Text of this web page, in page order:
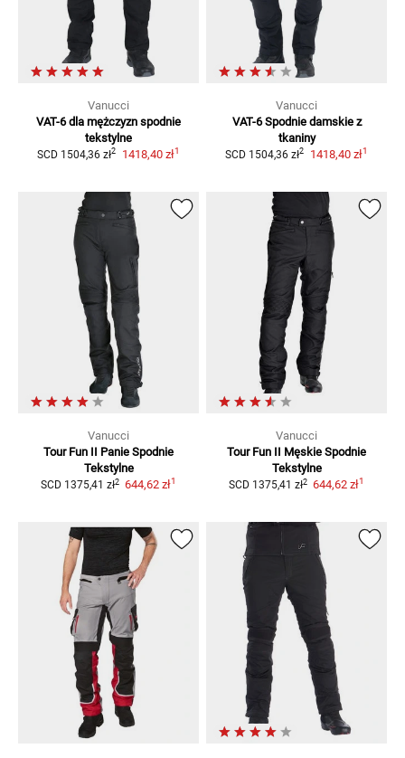
Vanucci
VAT-6 dla mężczyzn spodnie
tekstylne
SCD 1504,36 zł2 1418,40 zł1
Vanucci
VAT-6 Spodnie damskie z
tkaniny
SCD 1504,36 zł2 1418,40 zł1
Vanucci
Tour Fun II Panie Spodnie
Tekstylne
SCD 1375,41 zł2 644,62 zł1
Vanucci
Tour Fun II Męskie Spodnie
Tekstylne
SCD 1375,41 zł2 644,62 zł1